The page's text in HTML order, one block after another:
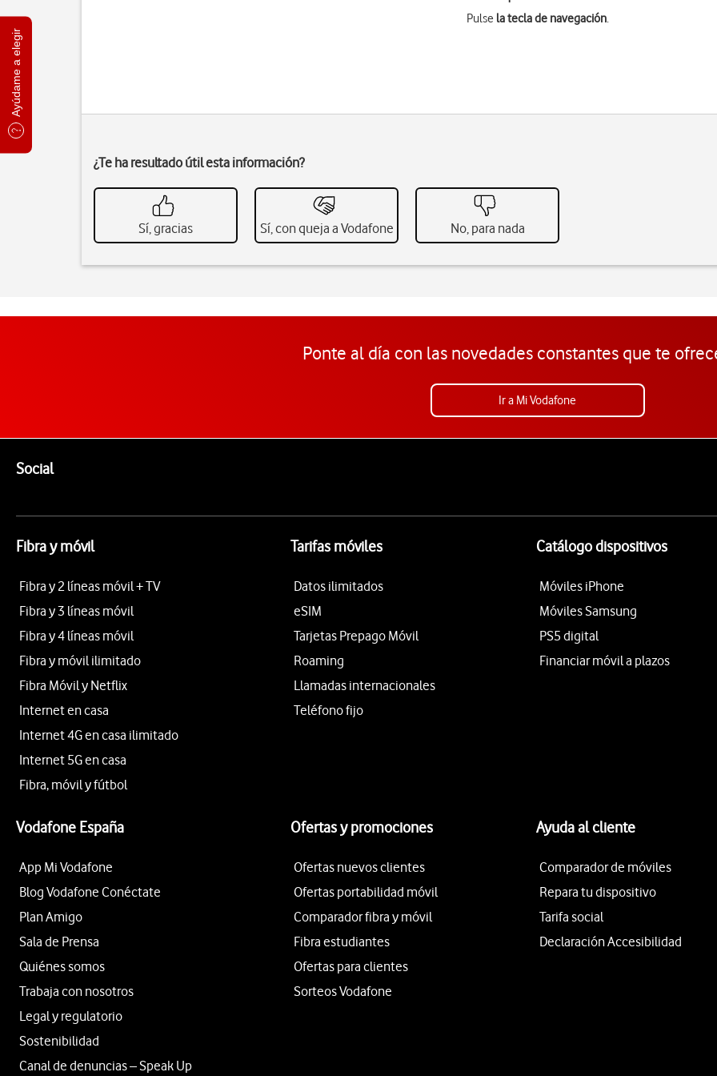
Ayúdame a elegir
Pulse la tecla de navegación.
¿Te ha resultado útil esta información?
Sí, gracias Sí, con queja a Vodafone No, para nada
Ponte al día con las novedades constantes que te
Ir a Mi Vodafone
SocialEnlaces a las redes sociales de Vodafone
Fibra y móvil
Fibra y 2 líneas móvil + TV
Fibra y 3 líneas móvil
Fibra y 4 líneas móvil
Fibra y móvil ilimitado
Fibra Móvil y Netflix
Internet en casa
Internet 4G en casa ilimitado
Internet 5G en casa
Fibra, móvil y fútbol
Tarifas móviles
Datos ilimitados
eSIM
Tarjetas Prepago Móvil
Roaming
Llamadas internacionales
Teléfono fijo
Catálogo dispositivos
Móviles iPhone
Móviles Samsung
PS5 digital
Financiar móvil a plazos
Vodafone España
App Mi Vodafone
Blog Vodafone Conéctate
Plan Amigo
Sala de Prensa
Quiénes somos
Trabaja con nosotros
Legal y regulatorio
Sostenibilidad
Canal de denuncias – Speak Up
Ofertas y promociones
Ofertas nuevos clientes
Ofertas portabilidad móvil
Comparador fibra y móvil
Fibra estudiantes
Ofertas para clientes
Sorteos Vodafone
Ayuda al cliente
Comparador de móviles
Repara tu dispositivo
Tarifa social
Declaración Accesibilidad